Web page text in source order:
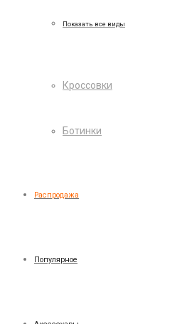
Показать все виды
Кроссовки
Ботинки
Распродажа
Популярное